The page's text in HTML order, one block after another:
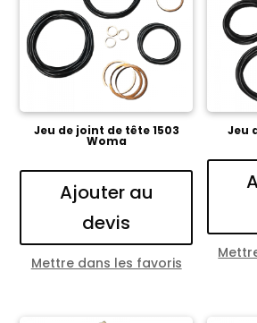
Jeu de joint de tête 1503
Woma
Ajouter au
devis
Mettre dans les favoris
Jeu